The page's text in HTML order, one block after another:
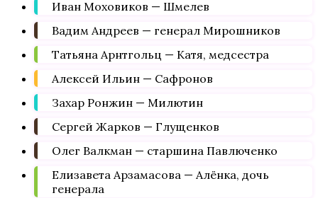
Иван Моховиков — Шмелев
Вадим Андреев — генерал Мирошников
Татьяна Арнтгольц — Катя, медсестра
Алексей Ильин — Сафронов
Захар Ронжин — Милютин
Сергей Жарков — Глущенков
Олег Валкман — старшина Павлюченко
Елизавета Арзамасова — Алёнка, дочь
генерала